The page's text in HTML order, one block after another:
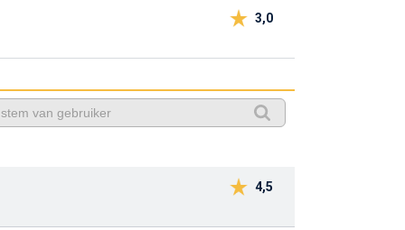
3,0
4,5